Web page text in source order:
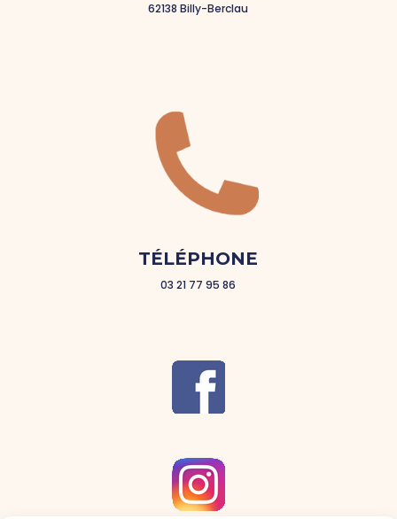
62138 Billy-Berclau
TÉLÉPHONE
03 21 77 95 86